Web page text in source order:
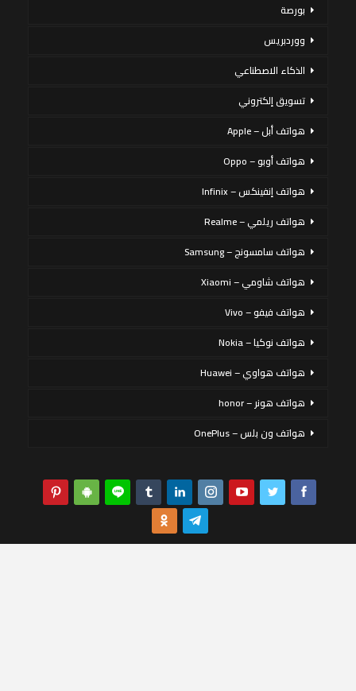
بورصة
ووردبريس
الذكاء الاصطناعي
تسويق إلكتروني
هواتف أبل – Apple
هواتف أوبو – Oppo
هواتف إنفينكس – Infinix
هواتف ريلمي – Realme
هواتف سامسونج – Samsung
هواتف شاومي – Xiaomi
هواتف فيفو – Vivo
هواتف نوكيا – Nokia
هواتف هواوي – Huawei
هواتف هونر – honor
هواتف ون بلس – OnePlus